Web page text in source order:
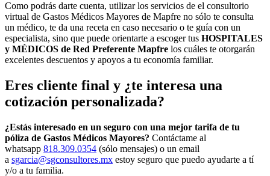
Como podrás darte cuenta, utilizar los servicios de el consultorio
virtual de Gastos Médicos Mayores de Mapfre no sólo te consulta
un médico, te da una receta en caso necesario o te guía con un
especialista, sino que puede orientarte a escoger tus HOSPITALES
y MÉDICOS de Red Preferente Mapfre los cuáles te otorgarán
excelentes descuentos y apoyos a tu economía familiar.
Eres cliente final y ¿te interesa una
cotización personalizada?
¿Estás interesado en un seguro con una mejor tarifa de tu
póliza de Gastos Médicos Mayores? Contáctame al
whatsapp 818.309.0354 (sólo mensajes) o un email
a sgarcia@sgconsultores.mx estoy seguro que puedo ayudarte a tí
y/o a tu familia.